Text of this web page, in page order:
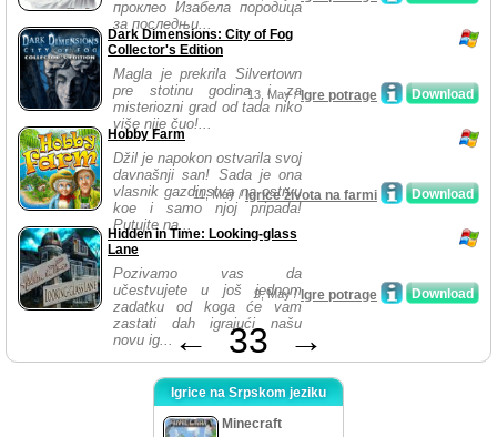
проклео Изабела породица
за последњи...
Dark Dimensions: City of Fog
Collector's Edition
Magla je prekrila Silvertown
pre stotinu godina i za
misteriozni grad od tada niko
više nije čuo!...
Download
13, May /Igre potrage
Hobby Farm
Džil je napokon ostvarila svoj
davnašnji san! Sada je ona
vlasnik gazdinstva na ostrvu
koe i samo njoj pripada!
Putujte na...
Download
11, May /Igrice života na farmi
Hidden in Time: Looking-glass
Lane
Pozivamo vas da
učestvujete u još jednom
zadatku od koga će vam
zastati dah igrajući našu
novu ig...
Download
9, May / Igre potrage
← 33 →
Igrice na Srpskom jeziku
Minecraft